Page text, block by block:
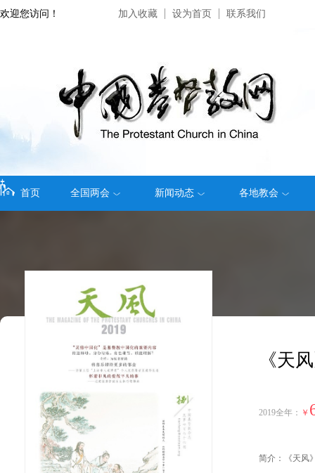
欢迎您访问！ 加入收藏 设为首页 联系我们
首页 全国两会 新闻动态 各地教会
《天
2019全年： ￥
简介：《天风